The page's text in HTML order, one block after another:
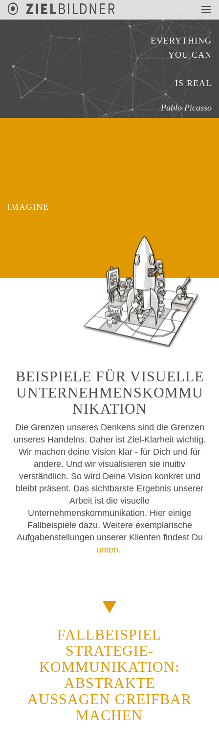
EVERYTHING
YOU CAN
IS REAL
Pablo Picasso
IMAGINE
BEISPIELE FÜR VISUELLE
UNTERNEHMENSKOMMU
NIKATION
Die Grenzen unseres Denkens sind die Grenzen
unseres Handelns. Daher ist Ziel-Klarheit wichtig.
Wir machen deine Vision klar - für Dich und für
andere. Und wir visualisieren sie inuitiv
verständlich. So wird Deine Vision konkret und
bleibt präsent. Das sichtbarste Ergebnis unserer
Arbeit ist die visuelle
Unternehmenskommunikation. Hier einige
Fallbeispiele dazu. Weitere exemplarische
Aufgabenstellungen unserer Klienten findest Du
unten.
FALLBEISPIEL
STRATEGIE-
KOMMUNIKATION:
ABSTRAKTE
AUSSAGEN GREIFBAR
MACHEN